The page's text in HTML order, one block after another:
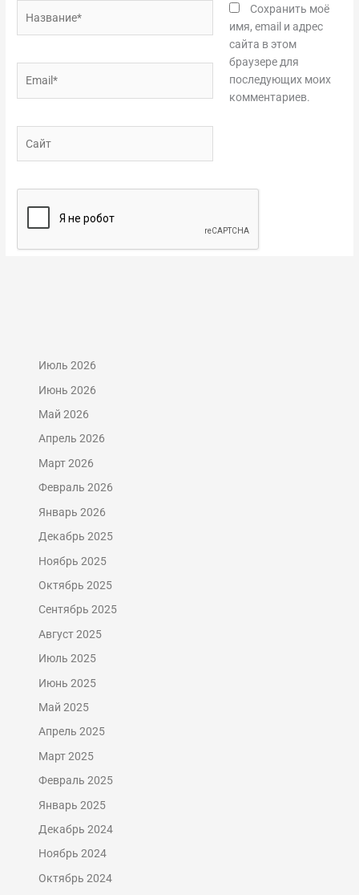
Сохранить моё
имя, email и адрес
сайта в этом
браузере для
последующих моих
комментариев.
Июль 2026
Июнь 2026
Май 2026
Апрель 2026
Март 2026
Февраль 2026
Январь 2026
Декабрь 2025
Ноябрь 2025
Октябрь 2025
Сентябрь 2025
Август 2025
Июль 2025
Июнь 2025
Май 2025
Апрель 2025
Март 2025
Февраль 2025
Январь 2025
Декабрь 2024
Ноябрь 2024
Октябрь 2024